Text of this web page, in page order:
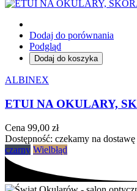
Dodaj do porównania
Podgląd
Dodaj do koszyka
ALBINEX
ETUI NA OKULARY,
Cena 99,00 zł
Dostępność: czekamy na dostawę
czarny Wielbłąd